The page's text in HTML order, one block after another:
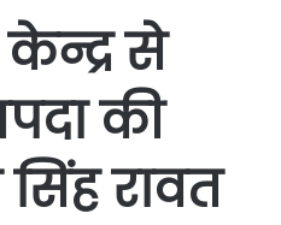
से
की
सिंह रावत